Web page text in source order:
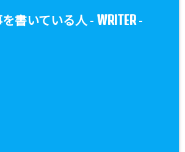
書いている人 - WRITER-